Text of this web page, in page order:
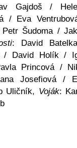
Gajdoš /
/ Eva
Šudoma /
: David
/ David Holík /
Princová /
Josefiová /
Uličník, Voják: